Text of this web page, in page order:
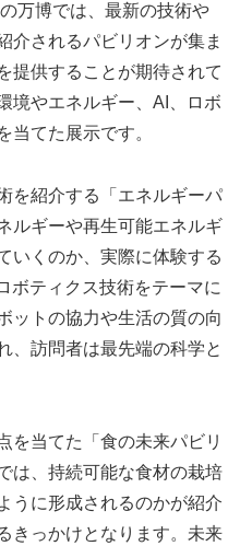
万博では、最新の技術や
介されるパビリオンが集ま
提供することが期待されて
境やエネルギー、AI、ロボ
当てた展示です。
を紹介する「エネルギーパ
ルギーや再生可能エネルギ
いくのか、実際に体験する
ボティクス技術をテーマに
ットの協力や生活の質の向
、訪問者は最先端の科学と
を当てた「食の未来パビリ
は、持続可能な食材の栽培
うに形成されるのかが紹介
きっかけとなります。未来